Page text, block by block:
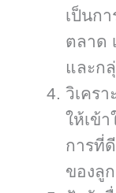
เป็นก
ตลาด
และก
วิเคร
ให้เข้
การที่
ของลู